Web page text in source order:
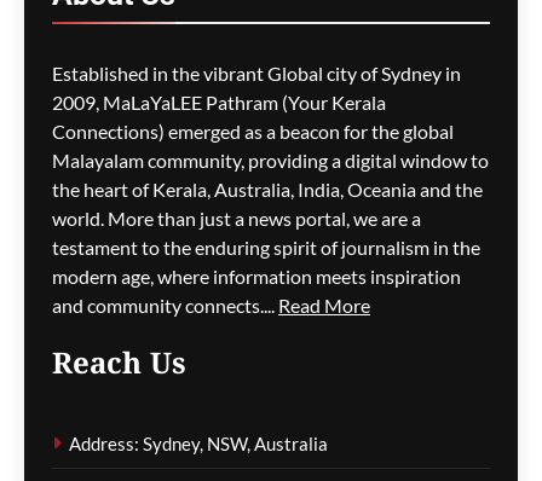
സർക്കാരിനെതിരെ
പ്രവാസികളിൽ ആശങ്ക
ഗീത ദാസ്‌ 8 hours ago
ജീവനക്കാരുടെ ക്ഷാമം –
സിഡ്നി
വിമാനത്താവളത്തിൽ
നൂറിലധികം സർവീസുകൾ
വൈകി
Established in the vibrant Global city of Sydney in
2009, MaLaYaLEE Pathram (Your Kerala
Connections) emerged as a beacon for the global
Malayalam community, providing a digital window to
the heart of Kerala, Australia, India, Oceania and the
world. More than just a news portal, we are a
testament to the enduring spirit of journalism in the
modern age, where information meets inspiration
and community connects.... Read More
Reach Us
Address: Sydney, NSW, Australia